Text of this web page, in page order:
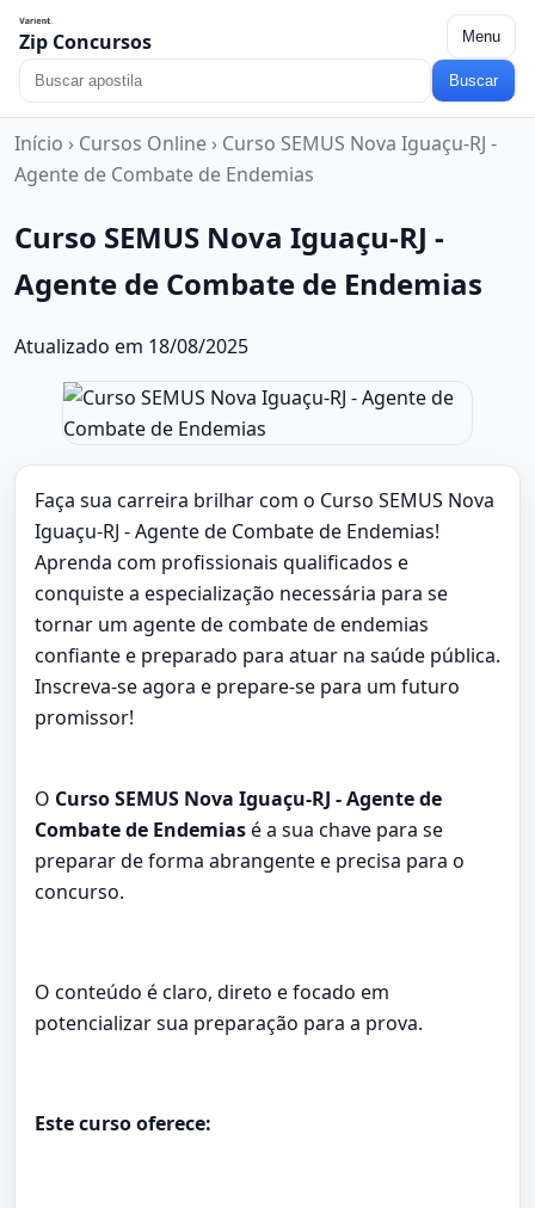
Zip Concursos Menu
Buscar
Início › Cursos Online › Curso SEMUS Nova Iguaçu-RJ -
Agente de Combate de Endemias
Curso SEMUS Nova Iguaçu-RJ -
Agente de Combate de Endemias
Atualizado em 18/08/2025
Faça sua carreira brilhar com o Curso SEMUS Nova
Iguaçu-RJ - Agente de Combate de Endemias!
Aprenda com profissionais qualificados e
conquiste a especialização necessária para se
tornar um agente de combate de endemias
confiante e preparado para atuar na saúde pública.
Inscreva-se agora e prepare-se para um futuro
promissor!
O Curso SEMUS Nova Iguaçu-RJ - Agente de
Combate de Endemiasé a sua chave para se
preparar de forma abrangente e precisa para o
concurso.
O conteúdo é claro, direto e focado em
potencializar sua preparação para a prova.
Este curso oferece: